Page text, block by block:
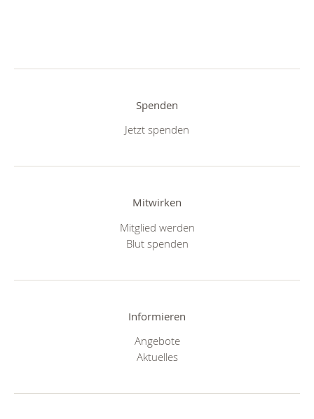
Spenden
Jetzt spenden
Mitwirken
Mitglied werden
Blut spenden
Informieren
Angebote
Aktuelles